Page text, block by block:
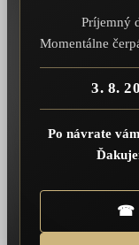
Príjemný
Momentálne
3. 8.
Po návrate
☎